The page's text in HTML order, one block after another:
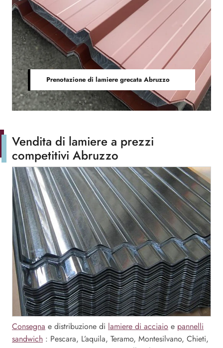
Prenotazione di lamiere grecata Abruzzo
Vendita di lamiere a prezzi
competitivi Abruzzo
Consegna e distribuzione di lamiere di acciaio e pannelli
sandwich : Pescara, L’aquila, Teramo, Montesilvano, Chieti,